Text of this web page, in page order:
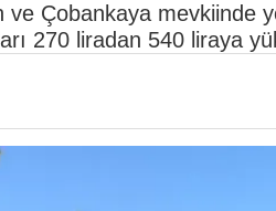
ve Çobankaya mevkiinde
270 liradan 540 liraya